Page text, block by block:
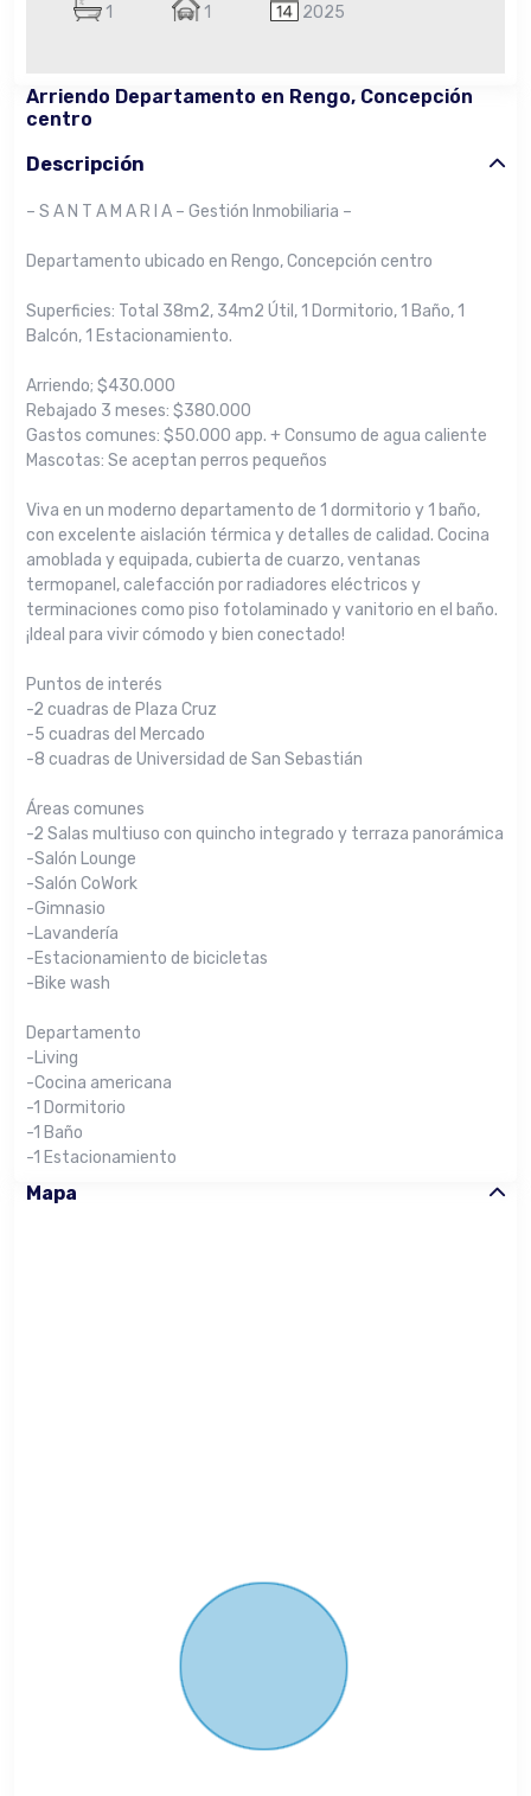
1 1 2025
Arriendo Departamento en Rengo, Concepción
centro
Descripción
– S A N T A M A R I A – Gestión Inmobiliaria –
Departamento ubicado en Rengo, Concepción centro
Superficies: Total 38m2, 34m2 Útil, 1 Dormitorio, 1 Baño, 1
Balcón, 1 Estacionamiento.
Arriendo; $430.000
Rebajado 3 meses: $380.000
Gastos comunes: $50.000 app. + Consumo de agua caliente
Mascotas: Se aceptan perros pequeños
Viva en un moderno departamento de 1 dormitorio y 1 baño,
con excelente aislación térmica y detalles de calidad. Cocina
amoblada y equipada, cubierta de cuarzo, ventanas
termopanel, calefacción por radiadores eléctricos y
terminaciones como piso fotolaminado y vanitorio en el baño.
¡Ideal para vivir cómodo y bien conectado!
Puntos de interés
-2 cuadras de Plaza Cruz
-5 cuadras del Mercado
-8 cuadras de Universidad de San Sebastián
Áreas comunes
-2 Salas multiuso con quincho integrado y terraza panorámica
-Salón Lounge
-Salón CoWork
-Gimnasio
-Lavandería
-Estacionamiento de bicicletas
-Bike wash
Departamento
-Living
-Cocina americana
-1 Dormitorio
-1 Baño
-1 Estacionamiento
Mapa